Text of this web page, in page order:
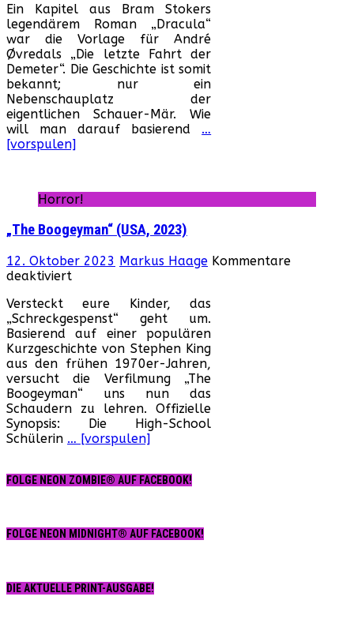
Ein Kapitel aus Bram Stokers
legendärem Roman „Dracula“
war die Vorlage für André
Øvredals „Die letzte Fahrt der
Demeter“. Die Geschichte ist somit
bekannt; nur ein
Nebenschauplatz der
eigentlichen Schauer-Mär. Wie
will man darauf basierend …
[vorspulen]
Horror!
„The Boogeyman“ (USA, 2023)
12. Oktober 2023 Markus Haage Kommentare
deaktiviertfür
Boogeyman“
(USA,
2023)
Versteckt eure Kinder, das
„Schreckgespenst“ geht um.
Basierend auf einer populären
Kurzgeschichte von Stephen King
aus den frühen 1970er-Jahren,
versucht die Verfilmung „The
Boogeyman“ uns nun das
Schaudern zu lehren. Offizielle
Synopsis: Die High-School
Schülerin … [vorspulen]
FOLGE NEON ZOMBIE® AUF FACEBOOK!
FOLGE NEON MIDNIGHT® AUF FACEBOOK!
DIE AKTUELLE PRINT-AUSGABE!